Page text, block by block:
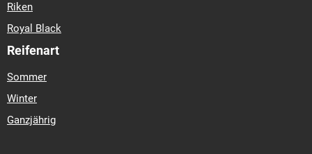
Riken
Royal Black
Reifenart
Sommer
Winter
Ganzjährig